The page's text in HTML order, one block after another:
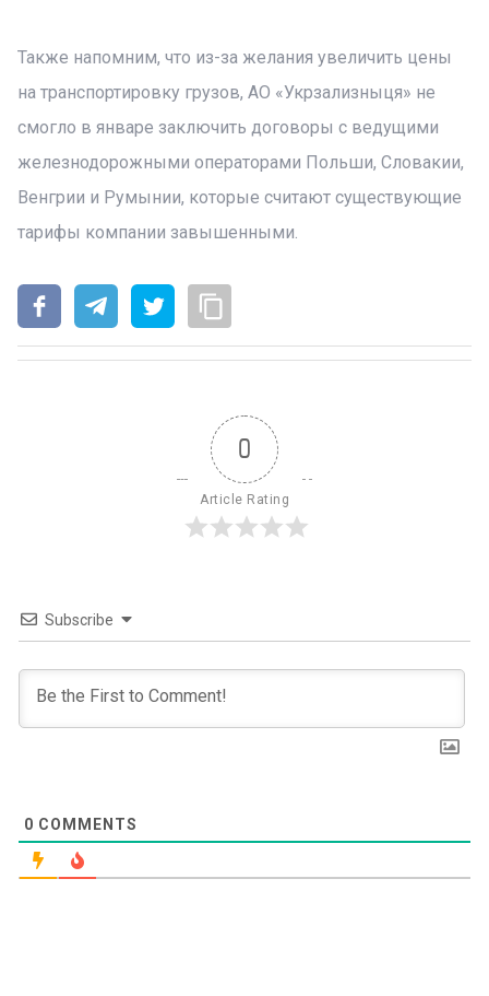
Также напомним, что из-за желания увеличить цены
на транспортировку грузов, АО «Укрзализныця» не
смогло в январе заключить договоры с ведущими
железнодорожными операторами Польши, Словакии,
Венгрии и Румынии, которые считают существующие
тарифы компании завышенными.
0
Article Rating
Subscribe
0 COMMENTS